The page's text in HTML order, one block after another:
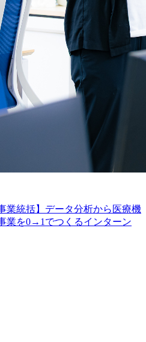
業統括】データ分析から医療機
業を0→1でつくるインターン